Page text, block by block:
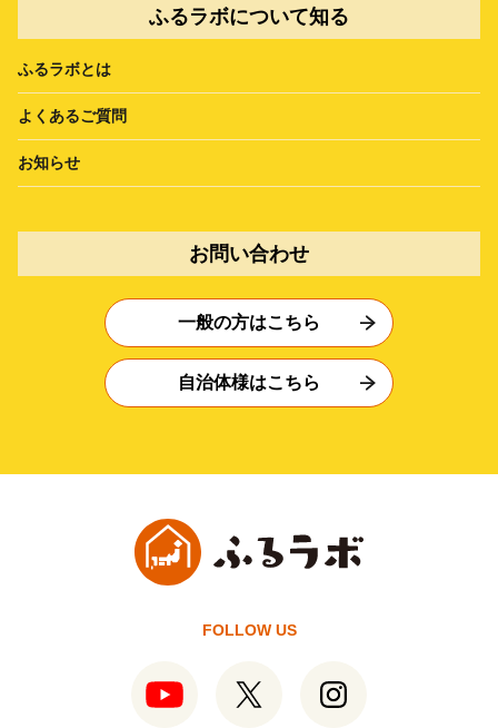
ふるラボについて知る
ふるラボとは
よくあるご質問
お知らせ
お問い合わせ
一般の方はこちら
自治体様はこちら
FOLLOW US